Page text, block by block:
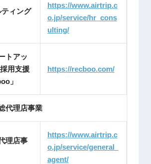
ィング
https://www.airtrip.c
o.jp/service/hr_cons
ulting/
トアッ
用支援
」
https://recboo.com/
代理店事業
理店事
https://www.airtrip.c
o.jp/service/general_
agent/